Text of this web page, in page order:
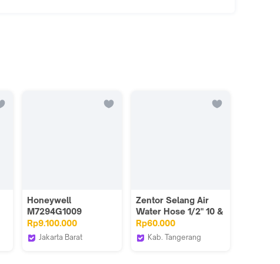
Honeywell
M7294G1009
Modutrol Motor
Rp9.100.000
Jakarta Barat
Zentor Selang Air
Water Hose 1/2" 10 &
20 Meter ZT6150X
Rp60.000
Kab. Tangerang